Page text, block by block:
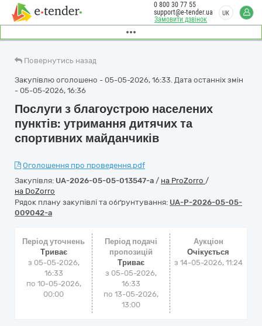
Замовити дзвінок
0 800 30 77 55
support@e-tender.ua
UK
Повернутись назад
Закупівлю оголошено - 05-05-2026, 16:33. Дата останніх змін
- 05-05-2026, 16:36
Послуги з благоустрою населених
пунктів: утримання дитячих та
спортивних майданчиків
Оголошення про проведення.pdf
Закупівля: UA-2026-05-05-013547-a / на ProZorro /
на DoZorro
Рядок плану закупівлі та обґрунтування: UA-P-2026-05-05-
009042-a
Період уточнень
Триває
з 05-05-2026,
16:33
по 10-05-2026,
00:00
Період подачі
пропозицій
Триває
з 05-05-2026,
16:33
по 13-05-2026,
13:00
Аукціон
Очікується
з 14-05-2026, 11:24